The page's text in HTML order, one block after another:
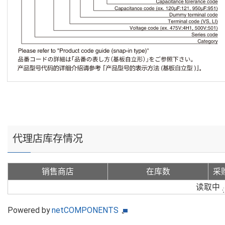
代理店库存情况
销售商店 在库数
采
读取中
Powered bynetCOMPONENTS